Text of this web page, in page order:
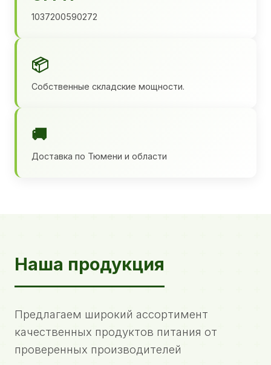
1037200590272
📦
Собственные складские мощности.
🚚
Доставка по Тюмени и области
Наша продукция
Предлагаем широкий ассортимент
качественных продуктов питания от
проверенных производителей